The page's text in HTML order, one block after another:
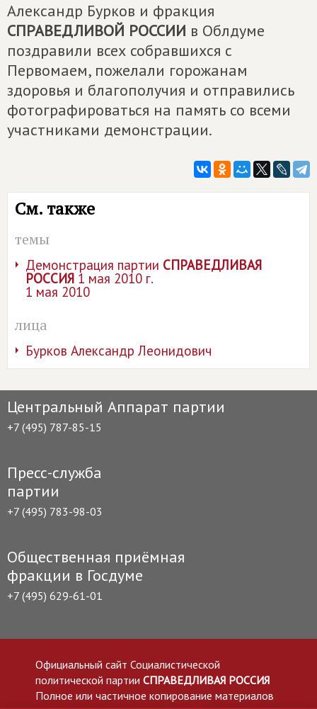
Александр Бурков и фракция
СПРАВЕДЛИВОЙ РОССИИ в Облдуме
поздравили всех собравшихся с
Первомаем, пожелали горожанам
здоровья и благополучия и отправились
фотографироваться на память со всеми
участниками демонстрации.
См. также
темы
Демонстрация партии СПРАВЕДЛИВАЯ
РОССИЯ 1 мая 2010 г.
1 мая 2010
лица
Бурков Александр Леонидович
Центральный Аппарат партии
+7 (495) 787-85-15
Пресс-служба
партии
+7 (495) 783-98-03
Общественная приёмная
фракции в Госдуме
+7 (495) 629-61-01
Официальный сайт Социалистической
политической партии СПРАВЕДЛИВАЯ РОССИЯ
Полное или частичное копирование материалов